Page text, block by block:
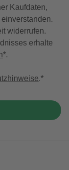
Kaufdaten,
widerrufen.
erhalte
*.
.